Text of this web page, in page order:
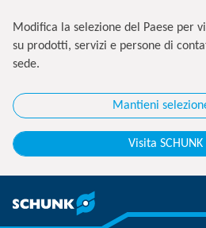
Modifica la selezione del Paese per
su prodotti, servizi e persone di
sede.
Mantieni
Visita SCHUNK